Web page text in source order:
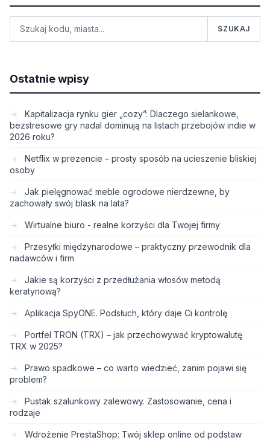
SZUKAJ
Ostatnie wpisy
Kapitalizacja rynku gier „cozy”: Dlaczego sielankowe,
bezstresowe gry nadal dominują na listach przebojów indie w
2026 roku?
Netflix w prezencie – prosty sposób na ucieszenie bliskiej
osoby
Jak pielęgnować meble ogrodowe nierdzewne, by
zachowały swój blask na lata?
Wirtualne biuro - realne korzyści dla Twojej firmy
Przesyłki międzynarodowe – praktyczny przewodnik dla
nadawców i firm
Jakie są korzyści z przedłużania włosów metodą
keratynową?
Aplikacja SpyONE. Podsłuch, który daje Ci kontrolę
Portfel TRON (TRX) – jak przechowywać kryptowalutę
TRX w 2025?
Prawo spadkowe – co warto wiedzieć, zanim pojawi się
problem?
Pustak szalunkowy zalewowy. Zastosowanie, cena i
rodzaje
Wdrożenie PrestaShop: Twój sklep online od podstaw